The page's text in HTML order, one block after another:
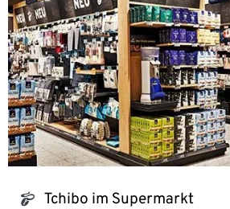
tchibo_logo Tchibo im Supermarkt